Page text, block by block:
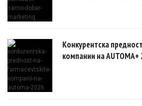
Конкурентска
компании на AUTOMA+